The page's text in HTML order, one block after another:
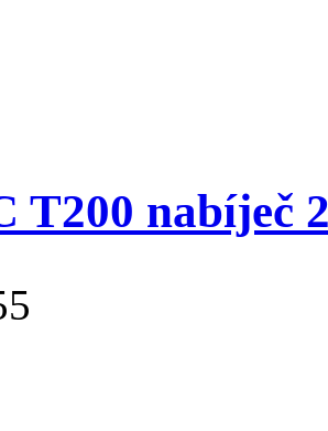
T200 nabíječ